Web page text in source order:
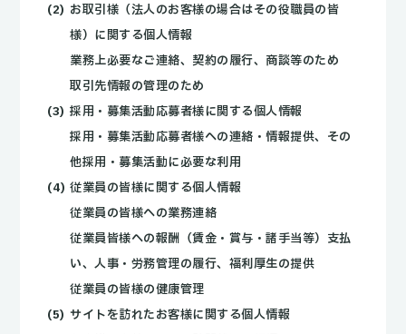
お取引様（法人のお客様の場合はその役職員の皆
様）に関する個人情報
業務上必要なご連絡、契約の履行、商談等のため
取引先情報の管理のため
採用・募集活動応募者様に関する個人情報
採用・募集活動応募者様への連絡・情報提供、その
他採用・募集活動に必要な利用
従業員の皆様に関する個人情報
従業員の皆様への業務連絡
従業員皆様への報酬（賃金・賞与・諸手当等）支払
い、人事・労務管理の履行、福利厚生の提供
従業員の皆様の健康管理
サイトを訪れたお客様に関する個人情報